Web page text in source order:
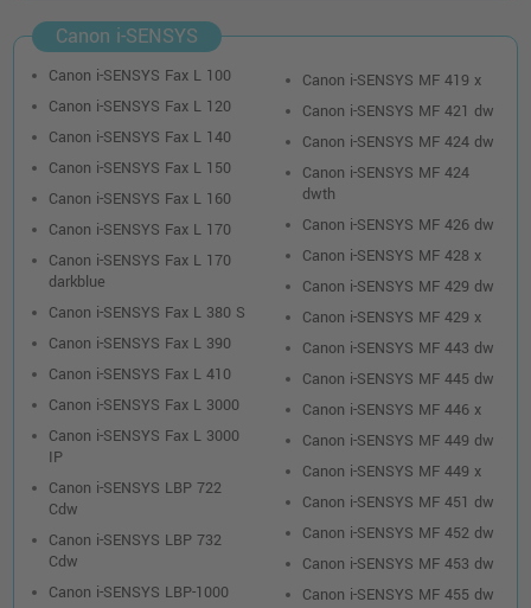
Canon i-SENSYS
Canon i-SENSYS Fax L 100
Canon i-SENSYS Fax L 120
Canon i-SENSYS Fax L 140
Canon i-SENSYS Fax L 150
Canon i-SENSYS Fax L 160
Canon i-SENSYS Fax L 170
Canon i-SENSYS Fax L 170
darkblue
Canon i-SENSYS Fax L 380 S
Canon i-SENSYS Fax L 390
Canon i-SENSYS Fax L 410
Canon i-SENSYS Fax L 3000
Canon i-SENSYS Fax L 3000
IP
Canon i-SENSYS LBP 722
Cdw
Canon i-SENSYS LBP 732
Cdw
Canon i-SENSYS LBP-1000
Canon i-SENSYS MF 419 x
Canon i-SENSYS MF 421 dw
Canon i-SENSYS MF 424 dw
Canon i-SENSYS MF 424
dwth
Canon i-SENSYS MF 426 dw
Canon i-SENSYS MF 428 x
Canon i-SENSYS MF 429 dw
Canon i-SENSYS MF 429 x
Canon i-SENSYS MF 443 dw
Canon i-SENSYS MF 445 dw
Canon i-SENSYS MF 446 x
Canon i-SENSYS MF 449 dw
Canon i-SENSYS MF 449 x
Canon i-SENSYS MF 451 dw
Canon i-SENSYS MF 452 dw
Canon i-SENSYS MF 453 dw
Canon i-SENSYS MF 455 dw